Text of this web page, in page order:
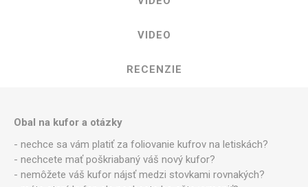
VIDEO
RECENZIE
Obal na kufor a otázky
- nechce sa vám platiť za foliovanie kufrov na letiskách?
- nechcete mať poškriabaný váš nový kufor?
- nemôžete váš kufor nájsť medzi stovkami rovnakých?